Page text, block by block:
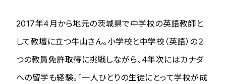
2017年4月から地元の茨城県で中学校の英語教師と
して教壇に立つ牛山さん。小学校と中学校（英語）の２
つの教員免許取得に挑戦しながら、4年次にはカナダ
への留学も経験。「一人ひとりの生徒にとって学校が成